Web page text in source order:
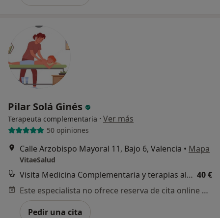
Pilar Solá Ginés
Terapeuta complementaria · Ver más
50 opiniones
Calle Arzobispo Mayoral 11, Bajo 6, Valencia • Mapa
VitaeSalud
Visita Medicina Complementaria y terapias alternativas 40 €
Este especialista no ofrece reserva de cita online en esta dirección.
Pedir una cita